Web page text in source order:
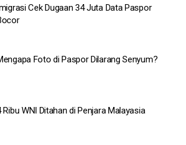
Cek Dugaan 34 Juta Data Paspor
Foto di Paspor Dilarang Senyum?
Ribu WNI Ditahan di Penjara Malayasia